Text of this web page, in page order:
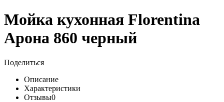
Мойка кухонная Florentina
Арона 860 черный
Поделиться
Описание
Характеристики
Отзывы0